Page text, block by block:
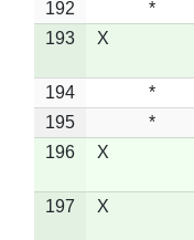
192 *
193
X
194 *
195
*
196
X
197 X